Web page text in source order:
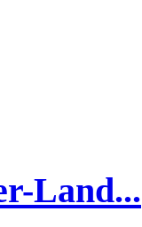
Land...